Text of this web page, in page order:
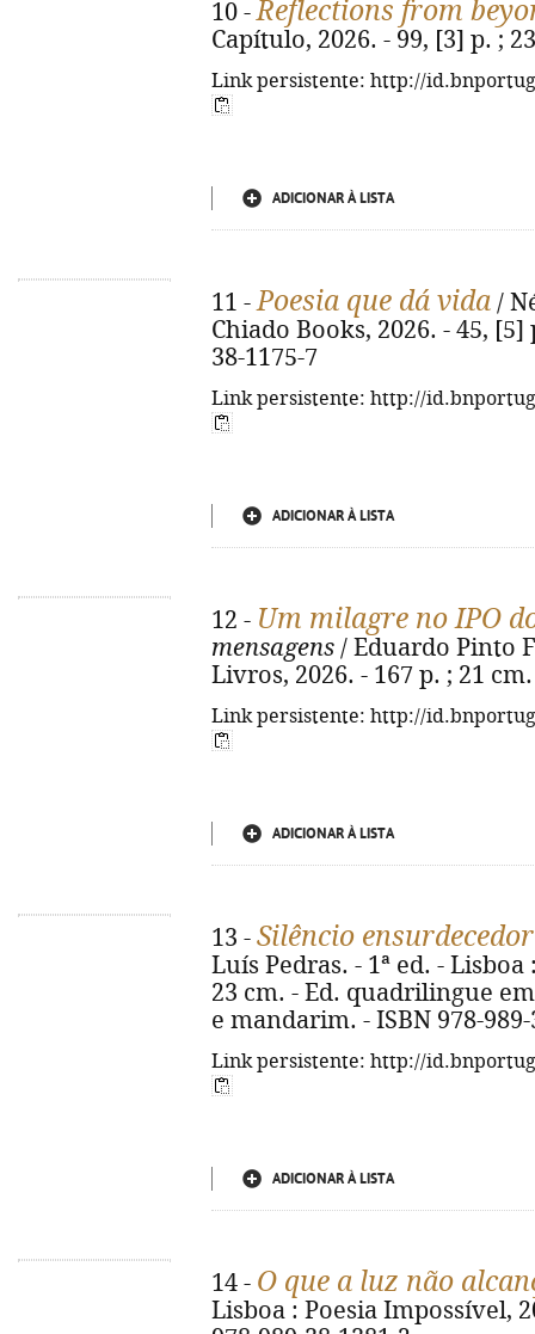
10 -Reflections from
Capítulo, 2026. - 99, [3] p. ;
Link persistente: http://
ADICIONAR À LISTA
11 -Poesia que dá vida /
Chiado Books, 2026. - 45, [5]
38-1175-7
Link persistente: http://
ADICIONAR À LISTA
12 - Um milagre no IPO
mensagens / Eduardo Pinto
Livros, 2026. - 167 p. ; 21
Link persistente: http://
ADICIONAR À LISTA
13 - Silêncio ensurdecedor
Luís Pedras. - 1ª ed. -
23 cm. - Ed. quadrilingue
e mandarim. - ISBN 978-989-
Link persistente: http://
ADICIONAR À LISTA
14 - O que a luz não
Lisboa : Poesia Impossível,